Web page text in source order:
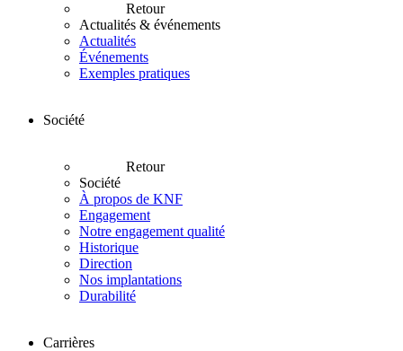
Retour
Actualités & événements
Actualités
Événements
Exemples pratiques
Société
Retour
Société
À propos de KNF
Engagement
Notre engagement qualité
Historique
Direction
Nos implantations
Durabilité
Carrières